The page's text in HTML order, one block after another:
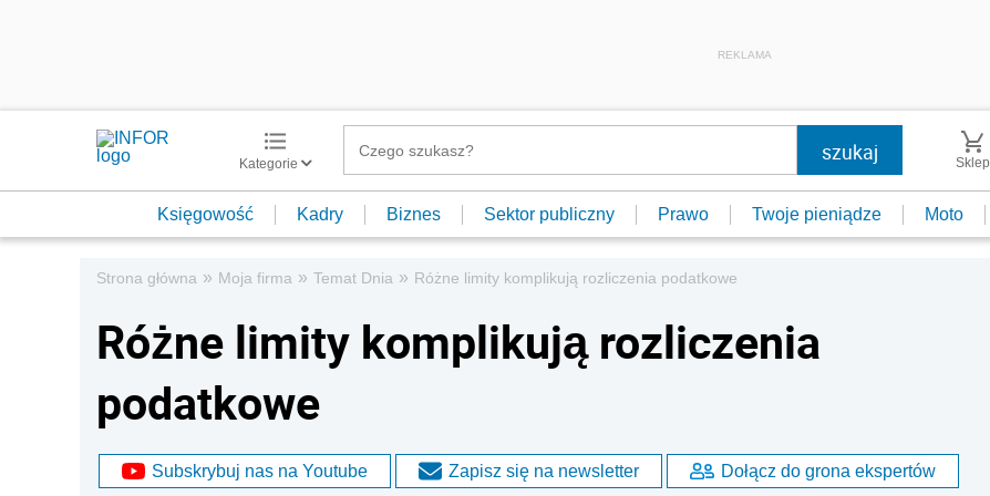
REKLAMA
Kategorie Sklep
Księgowość Kadry Biznes Sektor publiczny Prawo Twoje pieniądze Moto
Strona główna » Moja firma » Temat Dnia » Różne limity komplikują rozliczenia podatkowe
Różne limity komplikują rozliczenia
podatkowe
Subskrybuj nas na Youtube Zapisz się na newsletter Dołącz do grona ekspertów